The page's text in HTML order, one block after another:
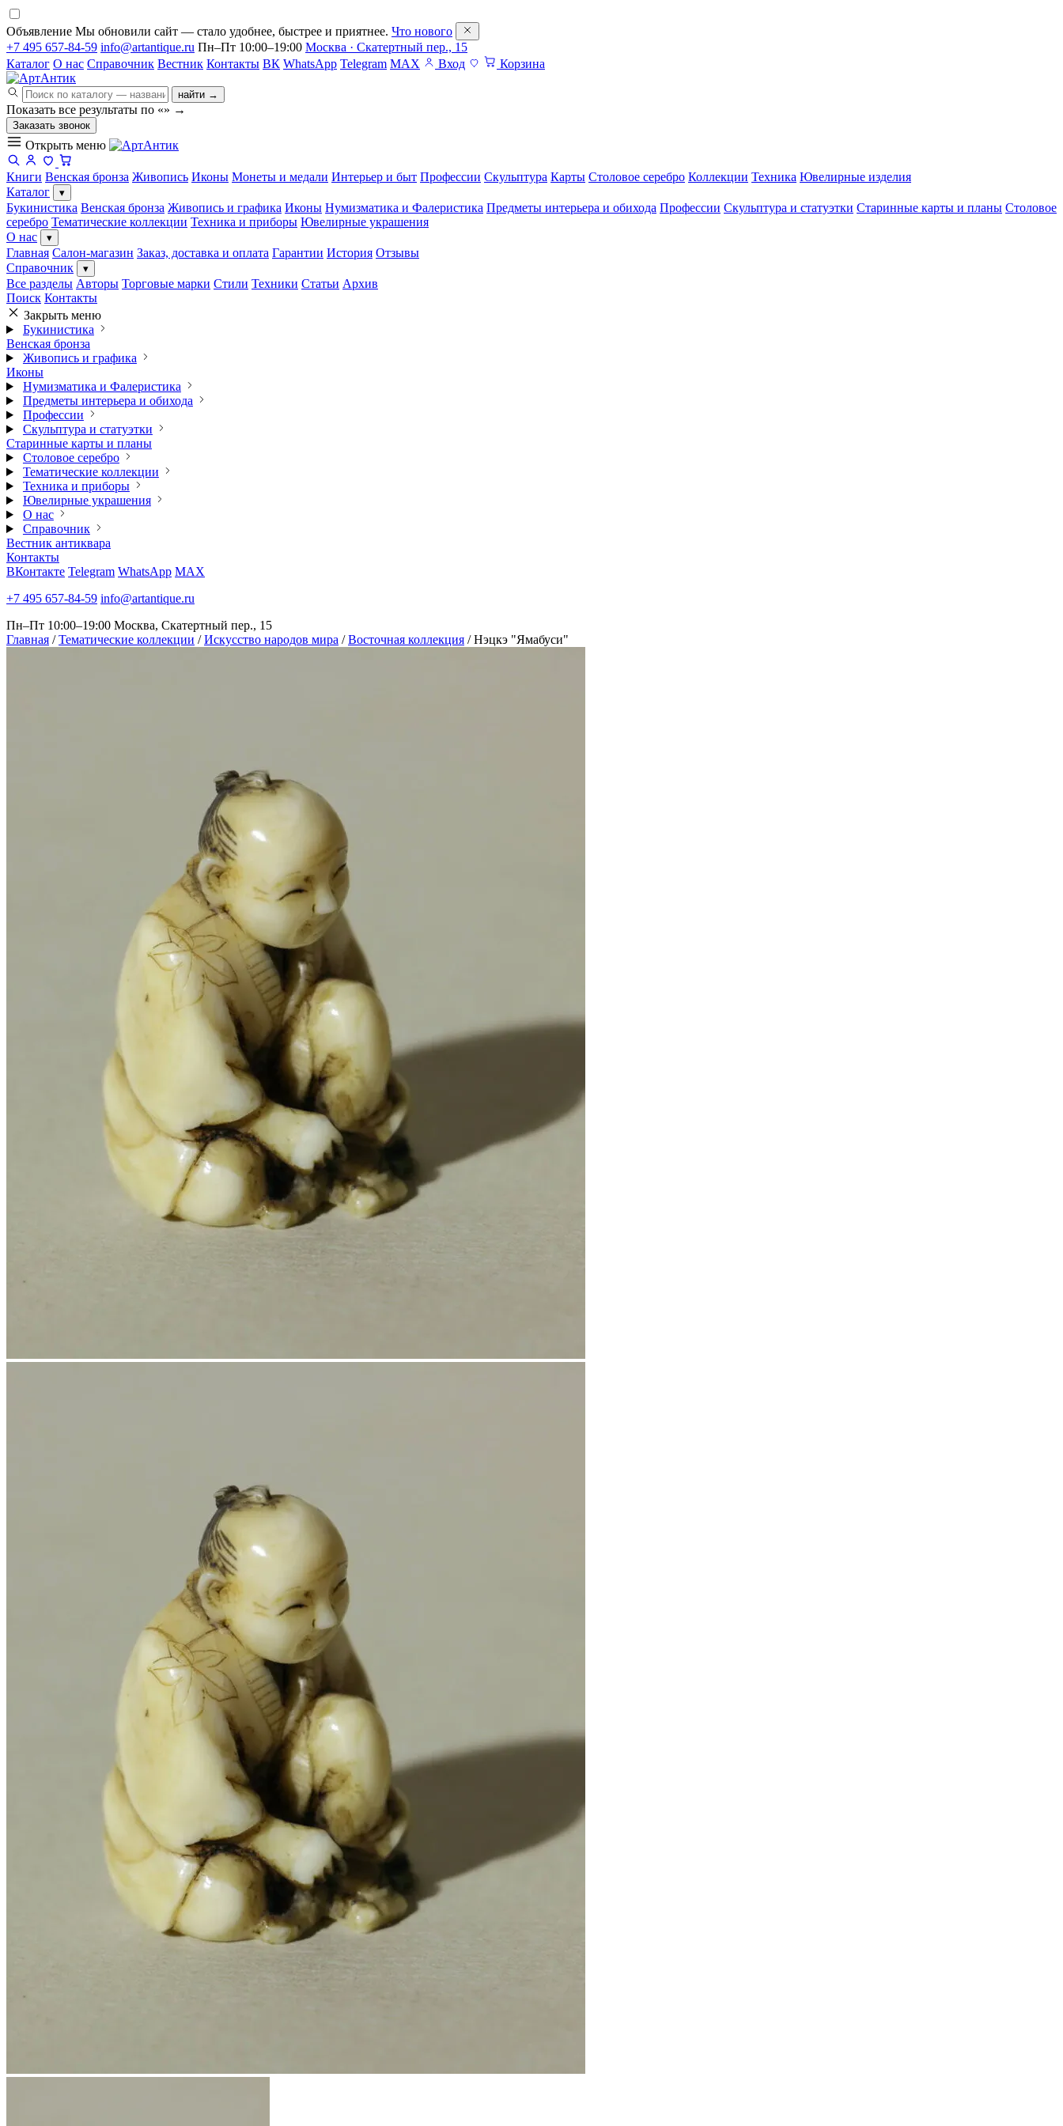
Объявление Мы обновили сайт — стало удобнее, быстрее и приятнее. Что нового
+7 495 657-84-59 info@artantique.ru Пн–Пт 10:00–19:00 Москва · Скатертный пер., 15
Каталог О нас Справочник Вестник Контакты ВК WhatsApp Telegram MAX Вход Корзина
найти →
Показать все результаты по «» →
Заказать звонок
Открыть меню
Книги Венская бронза Живопись Иконы Монеты и медали Интерьер и быт Профессии Скульптура Карты Столовое серебро Коллекции Техника Ювелирные изделия
Каталог
▾
Букинистика Венская бронза Живопись и графика Иконы Нумизматика и Фалеристика Предметы интерьера и обихода Профессии Скульптура и статуэтки Старинные карты и планы Столовое
серебро Тематические коллекции Техника и приборы Ювелирные украшения
О нас
▾
Главная Салон-магазин Заказ, доставка и оплата Гарантии История Отзывы
Справочник
▾
Все разделы Авторы Торговые марки Стили Техники Статьи Архив
Поиск Контакты
Закрыть меню
Букинистика
Венская бронза
Живопись и графика
Иконы
Нумизматика и Фалеристика
Предметы интерьера и обихода
Профессии
Скульптура и статуэтки
Старинные карты и планы
Столовое серебро
Тематические коллекции
Техника и приборы
Ювелирные украшения
О нас
Справочник
Вестник антиквара
Контакты
ВКонтакте Telegram WhatsApp MAX
+7 495 657-84-59 info@artantique.ru
Пн–Пт 10:00–19:00 Москва, Скатертный пер., 15
Главная / Тематические коллекции / Искусство народов мира / Восточная коллекция / Нэцкэ "Ямабуси"